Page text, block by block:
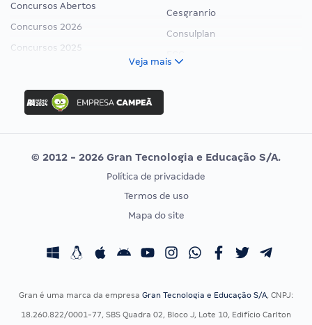
Concursos Abertos
Concursos 2026
Concursos 2025
Concurso Ibama
Concurso MPU
Editais publicados
Cesgranrio
Consulplan
Vunesp
CONCURSOS POR PROFISSÃO
Concursos Fiscais
EXAME DE ORDEM
Calendário OAB
Veja mais
© 2012 - 2026 Gran Tecnologia e Educação S/A.
Política de privacidade
Termos de uso
Mapa do site
Gran é uma marca da empresa Gran Tecnologia e Educação S/A, CNPJ:
18.260.822/0001-77, SBS Quadra 02, Bloco J, Lote 10, Edifício Carlton